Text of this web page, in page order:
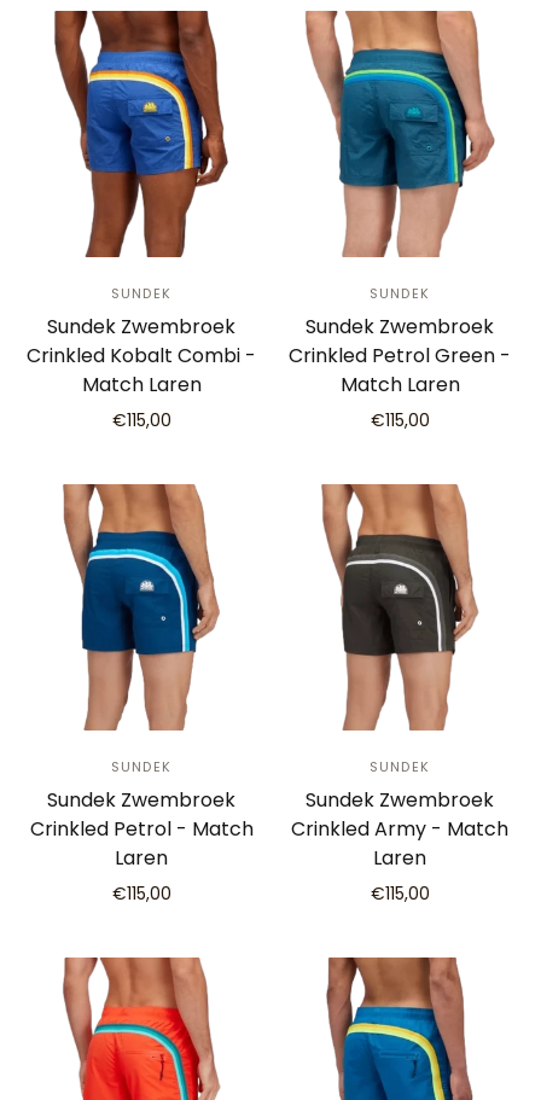
SUNDEK
Sundek Zwembroek
Crinkled Kobalt Combi -
Match Laren
€115,00
SUNDEK
Sundek Zwembroek
Crinkled Petrol Green -
Match Laren
€115,00
SUNDEK
Sundek Zwembroek
Crinkled Petrol - Match
Laren
€115,00
SUNDEK
Sundek Zwembroek
Crinkled Army - Match
Laren
€115,00